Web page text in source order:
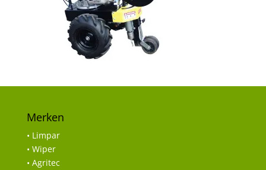
Merken
• Limpar
• Wiper
• Agritec